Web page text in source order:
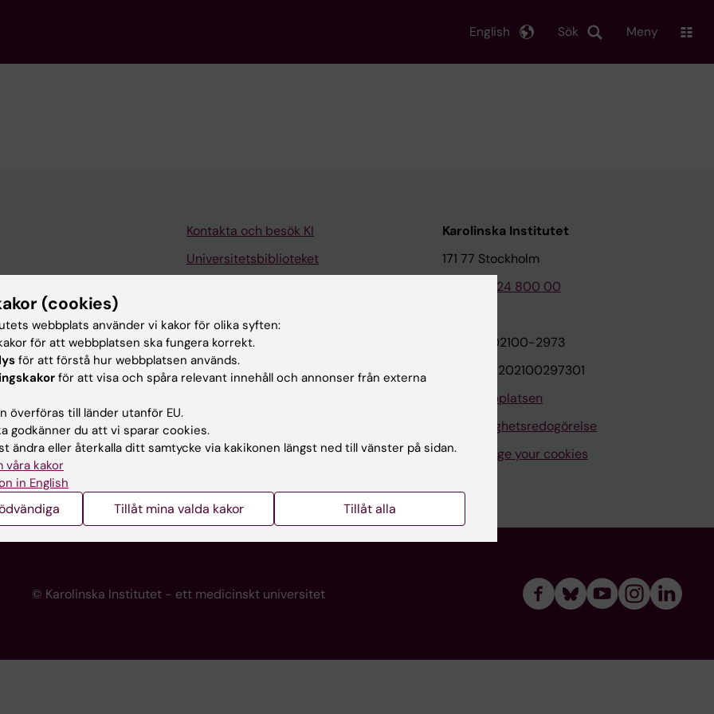
Sök
English Meny
Kontakta och besök KI
Universitetsbiblioteket
Karolinska Institutet Innovation
Kontakta presstjänsten
Karolinska Institutet
171 77 Stockholm
Tel: 08-524 800 00
Org.nr: 202100-2973
VAT.nr: SE202100297301
Om webbplatsen
Tillgänglighetsredogörelse
Manage your cookies
© Karolinska Institutet - ett medicinskt universitet
(cookies)
webbplats använder vi kakor för olika syften:
för att webbplatsen ska fungera korrekt.
för att förstå hur webbplatsen används.
för att visa och spåra relevant innehåll och annonser från externa
överföras till länder utanför EU.
godkänner du att vi sparar cookies.
ändra eller återkalla ditt samtycke via kakikonen längst ned till vänster på sidan.
våra kakor
in English
Tillåt mina valda kakor Tillåt alla